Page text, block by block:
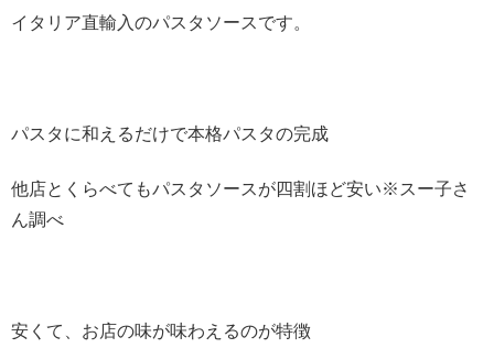
イタリア直輸入のパスタソースです。
パスタに和えるだけで本格パスタの完成
他店とくらべてもパスタソースが四割ほど安い※スー子さ
ん調べ
安くて、お店の味が味わえるのが特徴